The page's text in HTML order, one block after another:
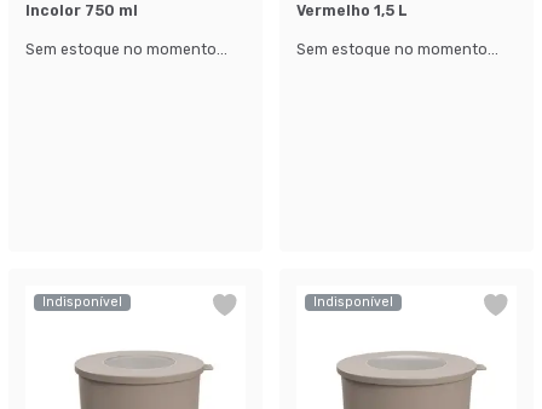
Incolor 750 ml
Sem estoque no momento...
Vermelho 1,5 L
Sem estoque no momento...
Indisponível Indisponível